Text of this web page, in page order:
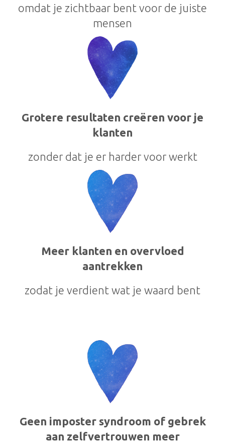
omdat je zichtbaar bent voor de juiste
mensen
Grotere resultaten creëren voor je
klanten
zonder dat je er harder voor werkt
Meer klanten en overvloed
aantrekken
zodat je verdient wat je waard bent
Geen imposter syndroom of gebrek
aan zelfvertrouwen meer